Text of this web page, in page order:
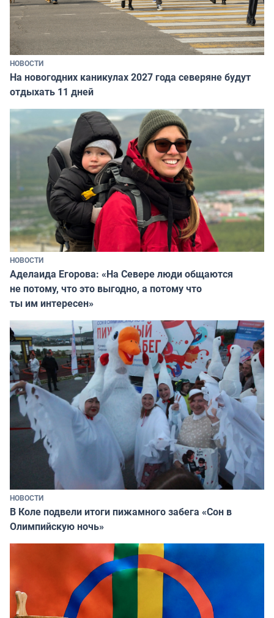
НОВОСТИ
На новогодних каникулах 2027 года северяне будут
отдыхать 11 дней
НОВОСТИ
Аделаида Егорова: «На Севере люди общаются
не потому, что это выгодно, а потому что
ты им интересен»
НОВОСТИ
В Коле подвели итоги пижамного забега «Сон в
Олимпийскую ночь»